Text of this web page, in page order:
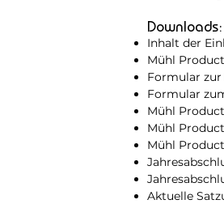
Downloads:
Inhalt der
Mühl
Formular
Formular
Mühl
Mühl
Mühl
Aktuelle